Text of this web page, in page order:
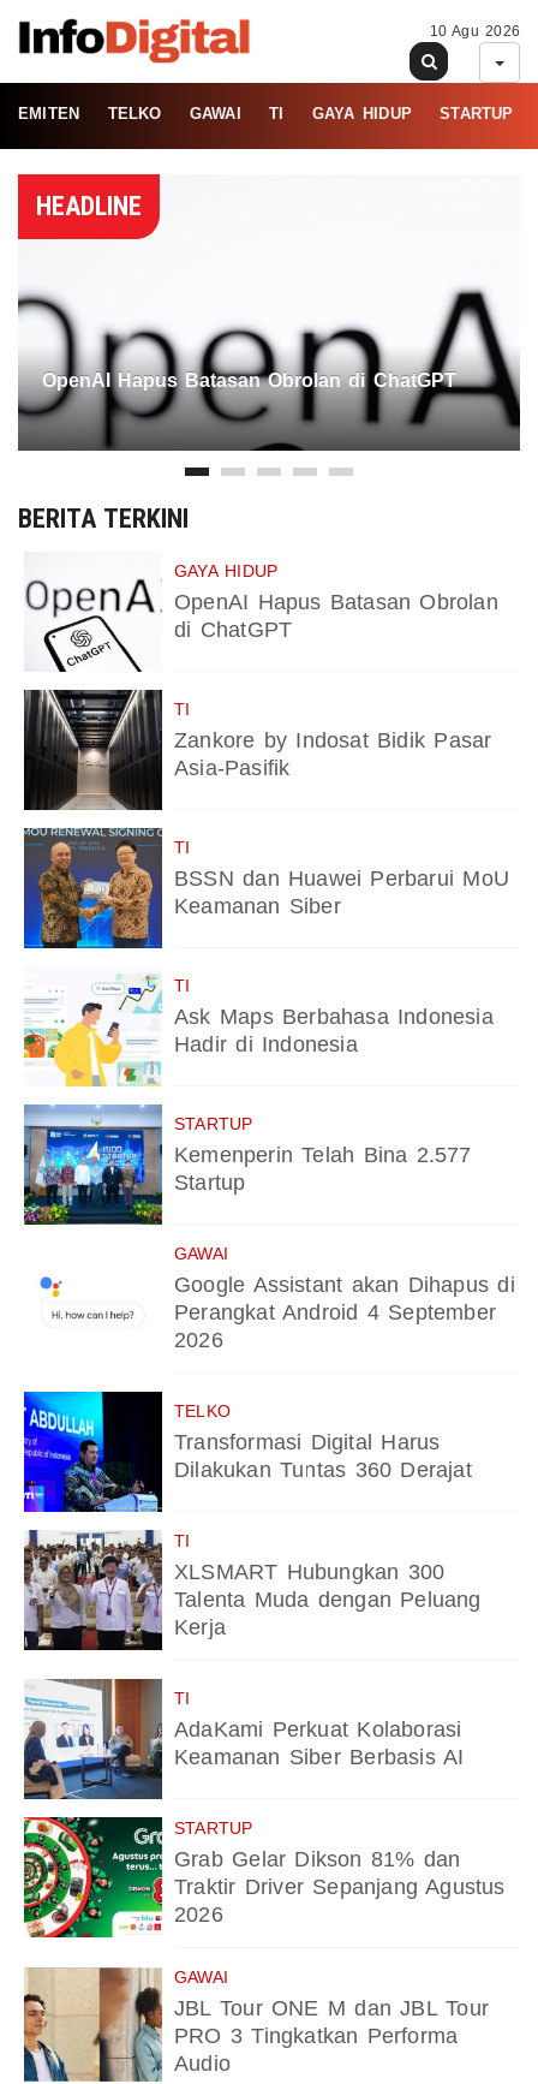
10 Agu 2026
EMITEN TELKO GAWAI TI GAYA HIDUP STARTUP
HEADLINE
OpenAI Hapus Batasan Obrolan di ChatGPT
BERITA TERKINI
GAYA HIDUP
OpenAI Hapus Batasan Obrolan
di ChatGPT
TI
Zankore by Indosat Bidik Pasar
Asia-Pasifik
TI
BSSN dan Huawei Perbarui MoU
Keamanan Siber
TI
Ask Maps Berbahasa Indonesia
Hadir di Indonesia
STARTUP
Kemenperin Telah Bina 2.577
Startup
GAWAI
Google Assistant akan Dihapus di
Perangkat Android 4 September
2026
TELKO
Transformasi Digital Harus
Dilakukan Tuntas 360 Derajat
TI
XLSMART Hubungkan 300
Talenta Muda dengan Peluang
Kerja
TI
AdaKami Perkuat Kolaborasi
Keamanan Siber Berbasis AI
STARTUP
Grab Gelar Dikson 81% dan
Traktir Driver Sepanjang Agustus
2026
GAWAI
JBL Tour ONE M dan JBL Tour
PRO 3 Tingkatkan Performa
Audio